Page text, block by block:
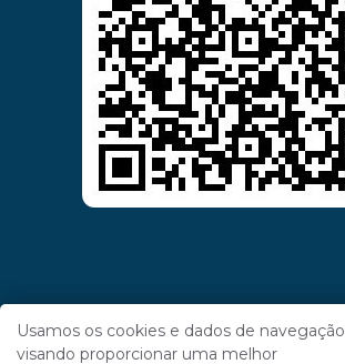
Usamos os cookies e dados de navegação
visando proporcionar uma melhor